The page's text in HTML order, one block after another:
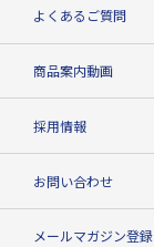
よくあるご質問
商品案内動画
採用情報
お問い合わせ
メールマガジン登録